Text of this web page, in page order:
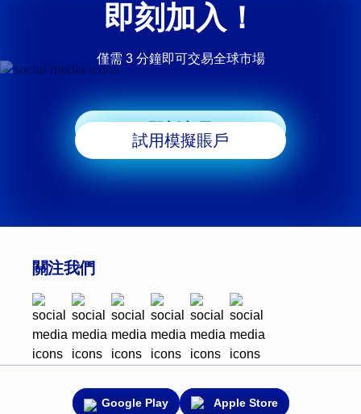
即刻加入！
僅需 3 分鐘即可交易全球市場
即刻交易
試用模擬賬戶
關注我們
Google Play Apple Store